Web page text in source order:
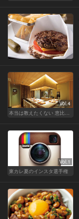
Vol.4
本当は教えたくない 恵比寿・広尾の名店15
Vol.1
東カレ夏のインスタ選手権